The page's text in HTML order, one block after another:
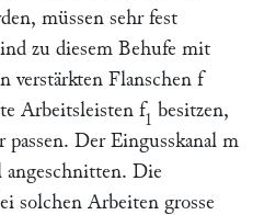
müssen sehr fest
zu diesem Behufe mit
verstärkten Flanschen f
Arbeitsleisten f1 besitzen,
Der Eingusskanal m
angeschnitten. Die
solchen Arbeiten grosse